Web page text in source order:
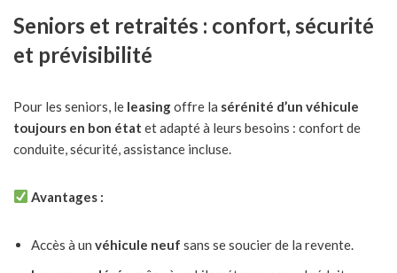
Seniors et retraités : confort, sécurité
et prévisibilité
Pour les seniors, le leasingoffre la sérénité d’un véhicule
toujours en bon état et adapté à leurs besoins : confort de
conduite, sécurité, assistance incluse.
Avantages :
Accès à un véhicule neuf sans se soucier de la revente.